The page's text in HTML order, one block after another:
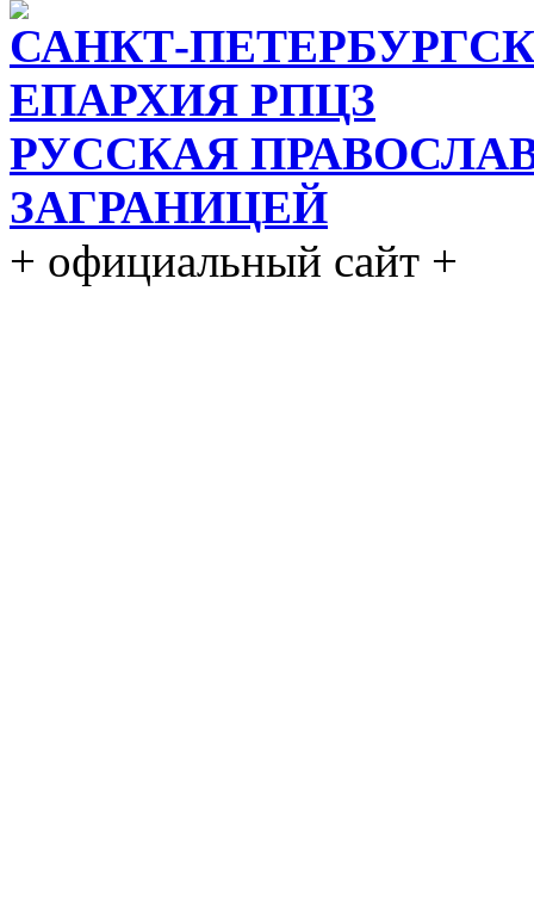
САНКТ-
ЕПАРХИЯ РПЦЗ
РУССКАЯ
ЗАГРАНИЦЕЙ
+ официальный сайт +